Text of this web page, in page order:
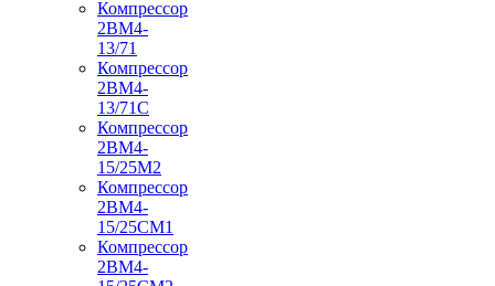
Компрессор
2ВМ4-
13/71
Компрессор
2ВМ4-
13/71С
Компрессор
2ВМ4-
15/25М2
Компрессор
2ВМ4-
15/25СМ1
Компрессор
2ВМ4-